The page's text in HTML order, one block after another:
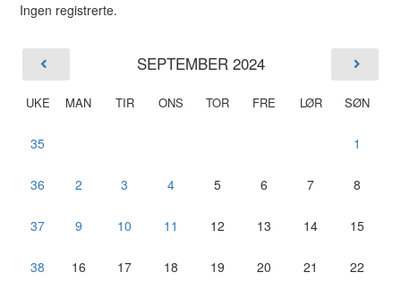
Ingen registrerte.
SEPTEMBER 2024
UKE MAN TIR ONS TOR FRE LØR SØN
35 1
36 2 3 4 5 6 7 8
37 9 10 11 12 13 14 15
38 16 17 18 19 20 21 22